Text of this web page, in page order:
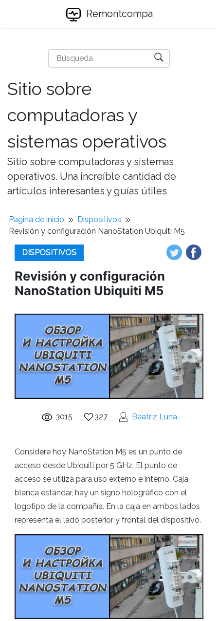
Remontcompa
Sitio sobre
computadoras y
sistemas operativos
Sitio sobre computadoras y sistemas
operativos. Una increíble cantidad de
artículos interesantes y guías útiles
Pagina de inicio
Dispositivos
Revisión y configuración NanoStation Ubiquiti M5
DISPOSITIVOS
Revisión y configuración
NanoStation Ubiquiti M5
3015 327 Beatriz Luna
Considere hoy NanoStation M5 es un punto de
acceso desde Ubiquiti por 5 GHz. El punto de
acceso se utiliza para uso externo e interno. Caja
blanca estándar, hay un signo holográfico con el
logotipo de la compañía. En la caja en ambos lados
representa el lado posterior y frontal del dispositivo.